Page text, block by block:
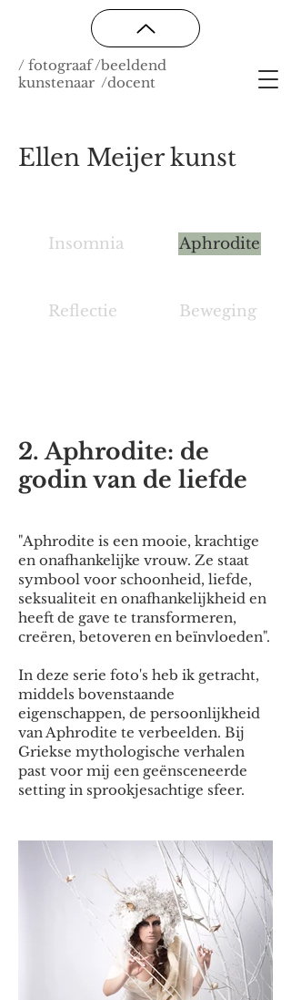
/ fotograaf /beeldend
kunstenaar /docent
Ellen Meijer kunst
Insomnia
Reflectie
Aphrodite
Beweging
2. Aphrodite: de
godin van de liefde
"Aphrodite is een mooie, krachtige
en onafhankelijke vrouw. Ze staat
symbool voor schoonheid, liefde,
seksualiteit en onafhankelijkheid en
heeft de gave te transformeren,
creëren, betoveren en beïnvloeden".
In deze serie foto's heb ik getracht,
middels bovenstaande
eigenschappen, de persoonlijkheid
van Aphrodite te verbeelden. Bij
Griekse mythologische verhalen
past voor mij een geënsceneerde
setting in sprookjesachtige sfeer.